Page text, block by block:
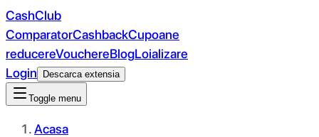
CashClub
ComparatorCashbackCupoane
reducereVouchereBlogLoializare
Login
Descarca extensia
Toggle menu
Acasa